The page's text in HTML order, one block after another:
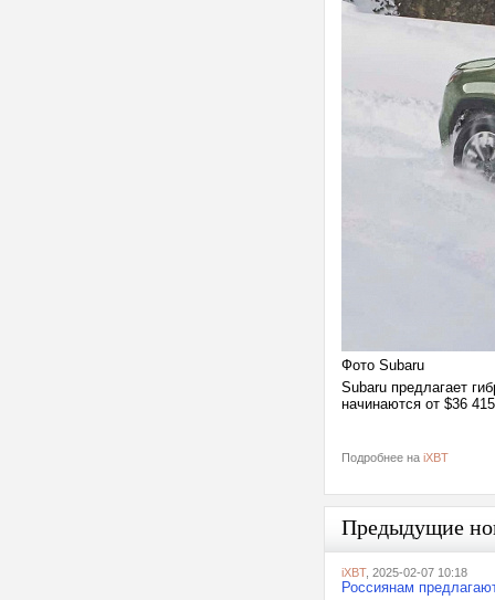
Фото Subaru
Subaru предлагает
начинаются от $36
Подробнее на iXBT
Предыдущие
iXBT, 2025-02-07 10:18
Россиянам